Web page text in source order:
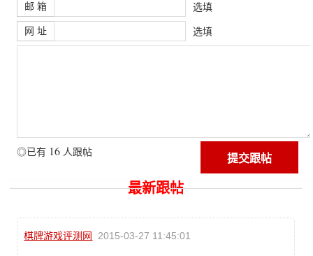
邮 箱 选填
网 址 选填
◎已有 16 人跟帖
最新跟帖
棋牌游戏评测网 2015-03-27 11:45:01